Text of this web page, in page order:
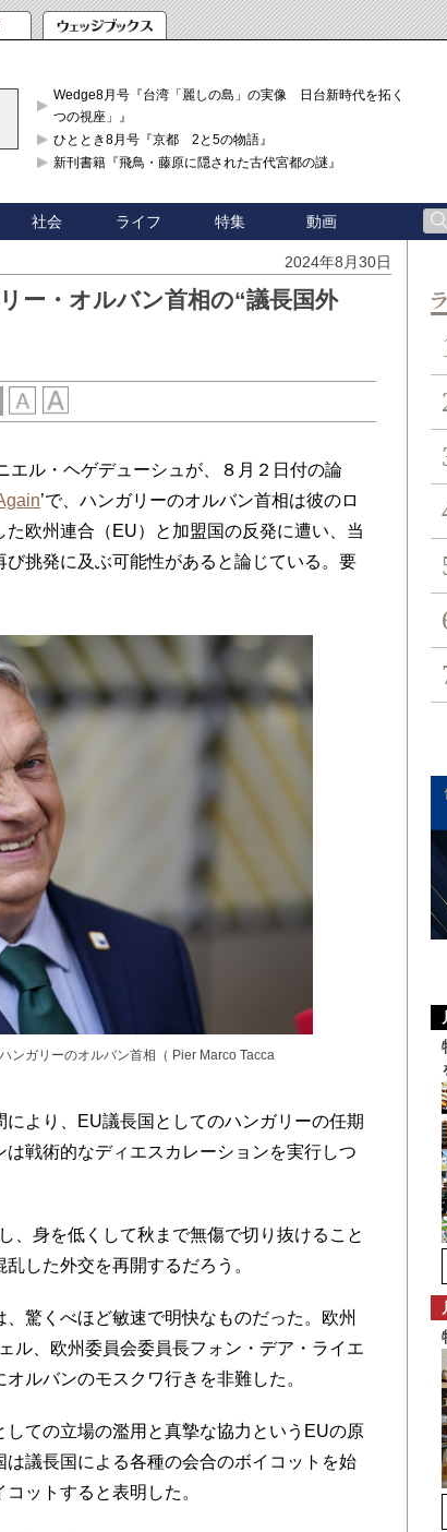
Wedge8月号『台湾「麗しの島」の実像 日台新時代を拓く「3
つの視座」』
ひととき8月号『京都 2と5の物語』
新刊書籍『飛鳥・藤原に隠された古代宮都の謎』
社会 ライフ 特集 動画
2024年8月30日
ー・オルバン首相の“議長国外
ル・ヘゲデューシュが、８月２日付の論
’で、ハンガリーのオルバン首相は彼のロ
欧州連合（EU）と加盟国の反発に遭い、当
挑発に及ぶ可能性があると論じている。要
ンガリーのオルバン首相（ Pier Marco Tacca
より、EU議長国としてのハンガリーの任期
戦術的なディエスカレーションを実行しつ
身を低くして秋まで無傷で切り抜けること
した外交を再開するだろう。
驚くべほど敏速で明快なものだった。欧州
ル、欧州委員会委員長フォン・デア・ライエ
ルバンのモスクワ行きを非難した。
ての立場の濫用と真摯な協力というEUの原
議長国による各種の会合のボイコットを始
ットすると表明した。